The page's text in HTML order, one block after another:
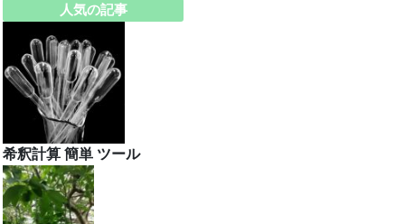
人気の記事
希釈計算 簡単 ツール